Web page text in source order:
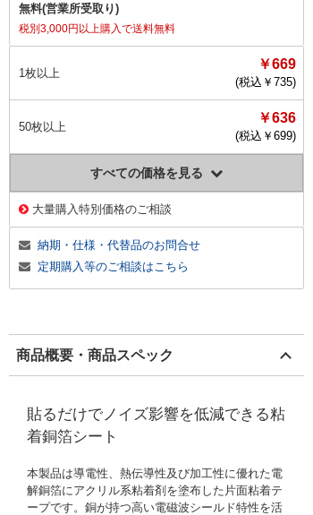
無料(営業所受取り)
税別3,000円以上購入で送料無料
1枚以上
￥669
(税込￥ 735)
50枚以上
￥636
(税込￥ 699)
すべての価格を見る
大量購入特別価格のご相談
納期・仕様・代替品のお問合せ
定期購入等のご相談はこちら
商品概要・商品スペック
貼るだけでノイズ影響を低減できる粘
着銅箔シート
本製品は導電性、熱伝導性及び加工性に優れた電
解銅箔にアクリル系粘着剤を塗布した片面粘着テ
ープです。銅が持つ高い電磁波シールド特性を活